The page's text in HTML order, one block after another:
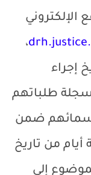
الإلكتروني
،
إجراء
طلباتهم
اسمائهم ضمن
أيام من تاريخ
إلى